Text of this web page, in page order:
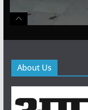
About Us